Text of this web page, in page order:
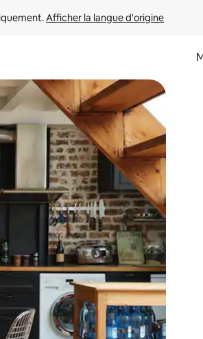
Afficher la langue d'origine
ou en appuyant et en faisant glisser.